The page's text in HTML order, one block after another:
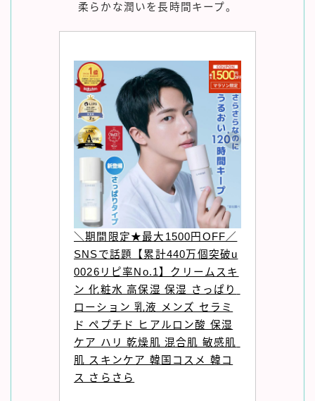
柔らかな潤いを長時間キープ。
＼期間限定★最大1500円OFF／
SNSで話題【累計440万個突破u
0026リピ率No.1】クリームスキ
ン 化粧水 高保湿 保湿 さっぱり
ローション 乳液 メンズ セラミ
ド ペプチド ヒアルロン酸 保湿
ケア ハリ 乾燥肌 混合肌 敏感肌
肌 スキンケア 韓国コスメ 韓コ
ス さらさら